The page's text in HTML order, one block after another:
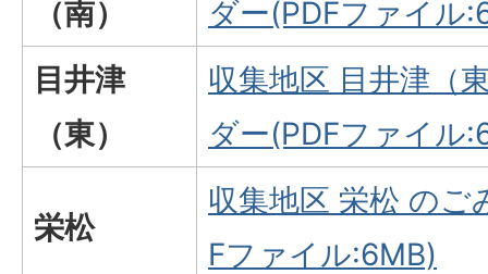
（南）
ダー(PDFファイル
目井津
（東）
収集地区 目井津（
ダー(PDFファイル
栄松
収集地区 栄松 のご
Fファイル:6MB)